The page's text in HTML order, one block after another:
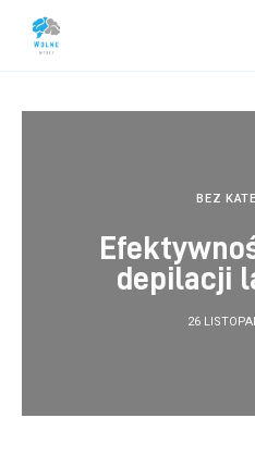
Dom i ogród
Więcej
BEZ
depilacji
26